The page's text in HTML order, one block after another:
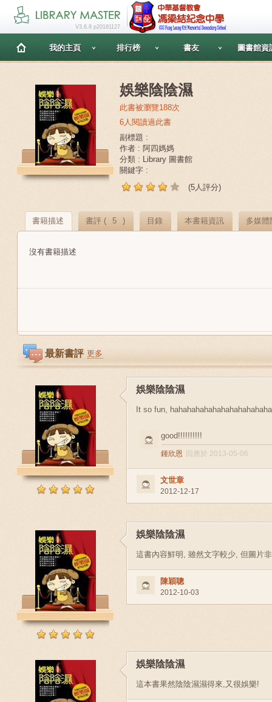
V3.6.8 p20181127
我的主頁 排行榜 書友 圖書館資
娛樂陰陰濕
此書被瀏覽188次
6人閱讀過此書
副標題 :
作者 : 阿四媽媽
分類 : Library 圖書館
關鍵字 :
(5人評分)
書籍描述 書評 ( 5 ) 目錄 本書籍資訊 多媒體
沒有書籍描述
最新書評 更多
娛樂陰陰濕
It so fun,
good!!!!!!!!!!
鍾欣恩 回應於 2013-05-06
文世章
2012-12-17
娛樂陰陰濕
這書內容鮮明, 雖然文字較少, 但圖片
陳穎聰
2012-10-03
娛樂陰陰濕
這本書果然陰陰濕濕得來,又很娛樂!